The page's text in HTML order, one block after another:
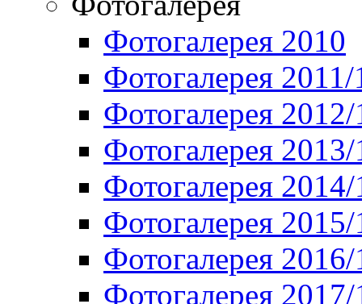
Фотогалерея 2010
Фотогалерея 2011/
Фотогалерея
Фотогалерея
Фотогалерея
Фотогалерея
Фотогалерея
Фотогалерея